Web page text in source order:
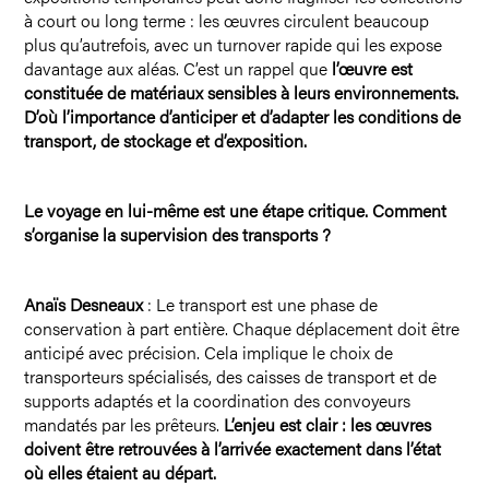
à court ou long terme : les œuvres circulent beaucoup
plus qu’autrefois, avec un turnover rapide qui les expose
davantage aux aléas. C’est un rappel que l’œuvre est
constituée de matériaux sensibles à leurs environnements.
D’où l’importance d’anticiper et d’adapter les conditions de
transport, de stockage et d’exposition.
Le voyage en lui-même est une étape critique. Comment
s’organise la supervision des transports ?
Anaïs Desneaux: Le transport est une phase de
conservation à part entière. Chaque déplacement doit être
anticipé avec précision. Cela implique le choix de
transporteurs spécialisés, des caisses de transport et de
supports adaptés et la coordination des convoyeurs
mandatés par les prêteurs. L’enjeu est clair : les œuvres
doivent être retrouvées à l’arrivée exactement dans l’état
où elles étaient au départ.